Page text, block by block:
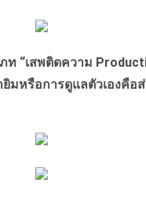
เสพติดความ
มหรือการดูแลตัวเองคื